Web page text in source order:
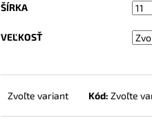
ŠÍRKA
VEĽKOSŤ
Zvoľte variant Kód: Zvoľte